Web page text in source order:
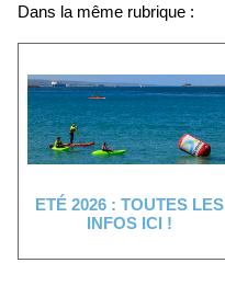
Dans la même rubrique :
ETÉ 2026 : TOUTES LES
INFOS ICI !